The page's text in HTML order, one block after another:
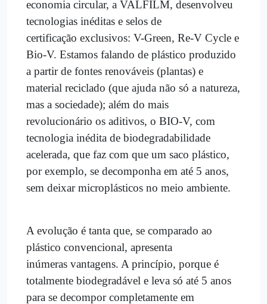
economia circular, a VALFILM, desenvolveu
tecnologias inéditas e selos de
certificação exclusivos: V-Green, Re-V Cycle e
Bio-V. Estamos falando de plástico produzido
a partir de fontes renováveis (plantas) e
material reciclado (que ajuda não só a natureza,
mas a sociedade); além do mais
revolucionário os aditivos, o BIO-V, com
tecnologia inédita de biodegradabilidade
acelerada, que faz com que um saco plástico,
por exemplo, se decomponha em até 5 anos,
sem deixar microplásticos no meio ambiente.
A evolução é tanta que, se comparado ao
plástico convencional, apresenta
inúmeras vantagens. A princípio, porque é
totalmente biodegradável e leva só até 5 anos
para se decompor completamente em